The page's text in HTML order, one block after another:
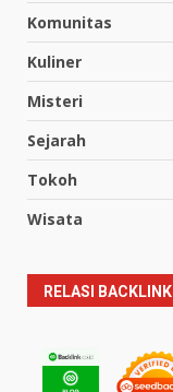
Komunitas
Kuliner
Misteri
Sejarah
Tokoh
Wisata
RELASI BACKLINK